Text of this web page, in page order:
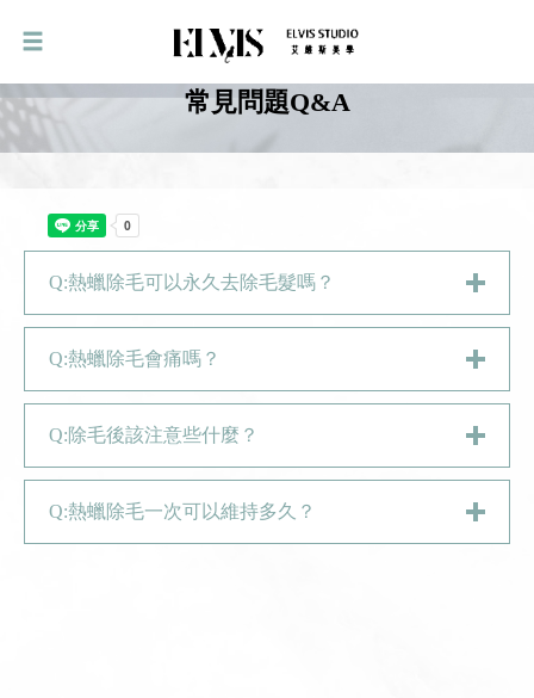
常見問題Q&A
Q:熱蠟除毛可以永久去除毛髮嗎？
Q:熱蠟除毛會痛嗎？
Q:除毛後該注意些什麼？
Q:熱蠟除毛一次可以維持多久？